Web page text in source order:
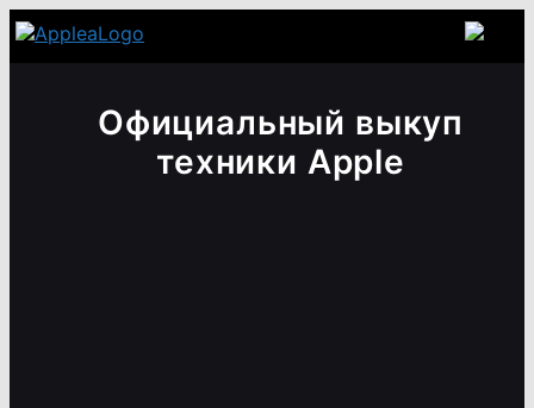
Официальный выкуп
техники Apple